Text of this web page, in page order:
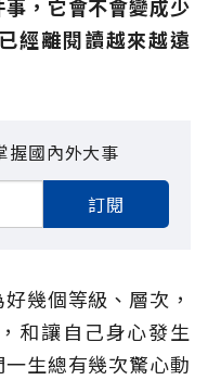
，它會不會變成少
經離閱讀越來越遠
握國內外大事
訂閱
幾個等級、層次，
和讓自己身心發生
一生總有幾次驚心動